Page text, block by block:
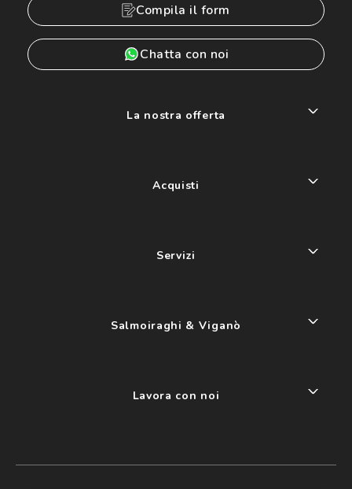
My account
Compila il form
Chatta con noi
La nostra offerta
Acquisti
Servizi
Salmoiraghi & Viganò
Lavora con noi